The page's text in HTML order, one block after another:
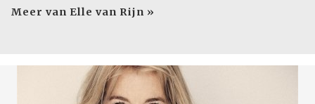
Meer van Elle van Rijn »